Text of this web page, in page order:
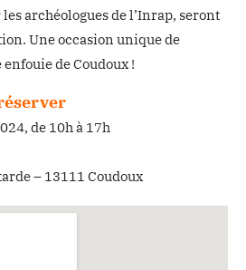
archéologues de l’Inrap, seront
Une occasion unique de
de Coudoux !
de 10h à 17h
– 13111 Coudoux